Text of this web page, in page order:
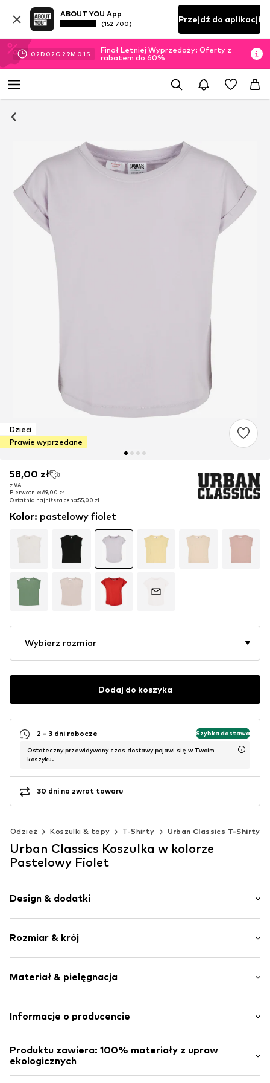
ABOUT YOU App
(152 700) Przejdź do aplikacji
02D 02 G 29M 01 S
Finał Letniej Wyprzedaży: Oferty z
rabatem do 60%
Dzieci
Prawie wyprzedane
58,00 zł
z VAT
Pierwotnie: 69,00 zł
Ostatnia najniższa cena:55,00 zł
58,00 zł
z VAT
Pierwotnie: 69,00 zł
Ostatnia najniższa cena:55,00 zł
Kolor: pastelowy fiolet
Wybierz rozmiar
Dodaj do koszyka
2 - 3 dni robocze Szybka dostawa
Ostateczny przewidywany czas dostawy pojawi się w Twoim
koszyku.
30 dni na zwrot towaru
Odzież Koszulki & topy T-Shirty Urban Classics T-Shirty
Urban Classics Koszulka w kolorze
Pastelowy Fiolet
Design & dodatki
Dżersej
Okrągły dekolt
Obszyte brzegi
Kołnierz ze ściągaczem
Szwy w jednym odcieniu
Miękki w dotyku
Rozmiar & krój
Długość: Długość normalna
Krój: Normalny krój
Materiał & pielęgnacja
Materiał: 100% Bawełna (z upraw ekologicznych)
Nie suszyć w suszarce
Nie czyścić chemicznie
Nie prasować na gorąco
Informacje o producencie
Dr.-Robert-Murjahn-Str. 7
64372 Ober-Ramstadt
DE
Produktu zawiera: 100% materiały z upraw
ekologicznych